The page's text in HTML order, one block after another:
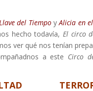
del Tiempo y Alicia en
hecho todavía, El circo
ver qué nos tenían
a este Circo